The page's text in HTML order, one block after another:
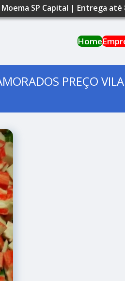
Moema SP Capital | Entrega até
Home
PREÇO VILA